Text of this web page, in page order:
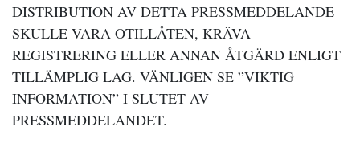
DISTRIBUTION AV DETTA PRESSMEDDELANDE
SKULLE VARA OTILLÅTEN, KRÄVA
REGISTRERING ELLER ANNAN ÅTGÄRD ENLIGT
TILLÄMPLIG LAG. VÄNLIGEN SE ”VIKTIG
INFORMATION” I SLUTET AV
PRESSMEDDELANDET.